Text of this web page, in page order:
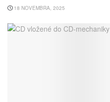
18 NOVEMBRA, 2025